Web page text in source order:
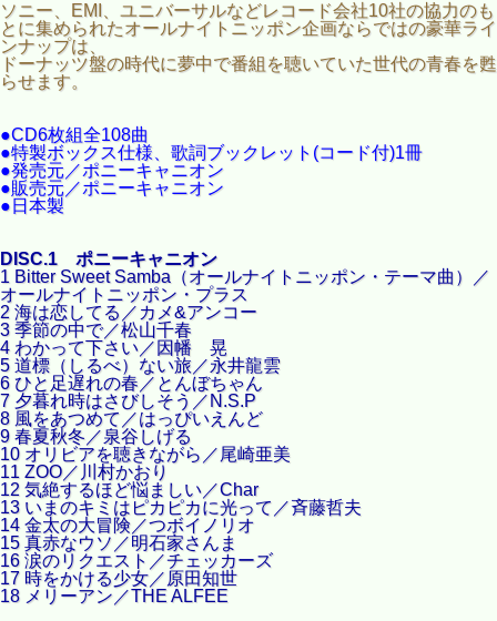
ソニー、EMI、ユニバーサルなどレコード会社10社の協力のも
とに集められたオールナイトニッポン企画ならではの豪華ライ
ンナップは、
ドーナッツ盤の時代に夢中で番組を聴いていた世代の青春を甦
らせます。
●CD6枚組全108曲
●特製ボックス仕様、歌詞ブックレット(コード付)1冊
●発売元／ポニーキャニオン
●販売元／ポニーキャニオン
●日本製
DISC.1 ポニーキャニオン
1 Bitter Sweet Samba（オールナイトニッポン・テーマ曲）／
オールナイトニッポン・プラス
2 海は恋してる／カメ&アンコー
3 季節の中で／松山千春
4 わかって下さい／因幡 晃
5 道標（しるべ）ない旅／永井龍雲
6 ひと足遅れの春／とんぼちゃん
7 夕暮れ時はさびしそう／N.S.P
8 風をあつめて／はっぴいえんど
9 春夏秋冬／泉谷しげる
10 オリビアを聴きながら／尾崎亜美
11 ZOO／川村かおり
12 気絶するほど悩ましい／Char
13 いまのキミはピカピカに光って／斉藤哲夫
14 金太の大冒険／つボイノリオ
15 真赤なウソ／明石家さんま
16 涙のリクエスト／チェッカーズ
17 時をかける少女／原田知世
18 メリーアン／THE ALFEE